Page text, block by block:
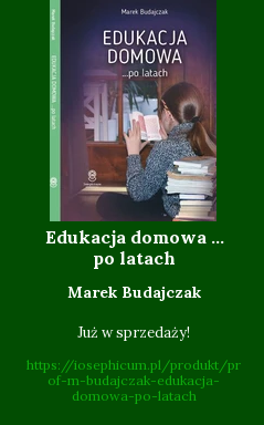
Już w sprzedaży!
https://iosephicum.pl/produkt/pr
of-m-budajczak-edukacja-
domowa-po-latach
Marek Budajczak
Edukacja domowa ...
po latach